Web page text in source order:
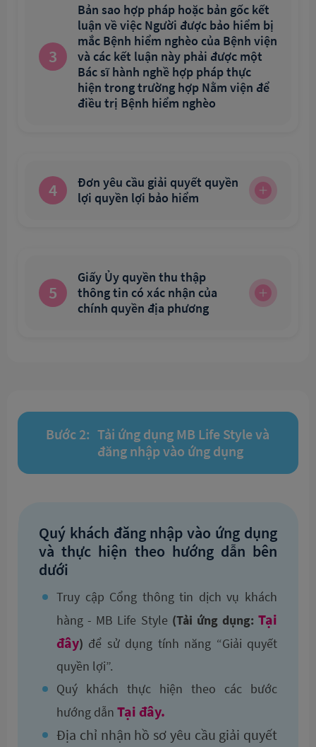
3
Bản sao hợp pháp hoặc bản gốc kết
luận về việc Người được bảo hiểm bị
mắc Bệnh hiểm nghèo của Bệnh viện
và các kết luận này phải được một
Bác sĩ hành nghề hợp pháp thực
hiện trong trường hợp Nằm viện để
điều trị Bệnh hiểm nghèo
4
Đơn yêu cầu giải quyết quyền
lợi quyền lợi bảo hiểm
5
Giấy Ủy quyền thu thập
thông tin có xác nhận của
chính quyền địa phương
Bước 2: Tải ứng dụng MB Life Style và
đăng nhập vào ứng dụng
Quý khách đăng nhập vào ứng dụng
và thực hiện theo hướng dẫn bên
dưới
Truy cập Cổng thông tin dịch vụ khách
hàng - MB Life Style (Tải ứng dụng: Tại
đây) để sử dụng tính năng “Giải quyết
quyền lợi”.
Quý khách thực hiện theo các bước
hướng dẫn Tại đây.
Địa chỉ nhận hồ sơ yêu cầu giải quyết